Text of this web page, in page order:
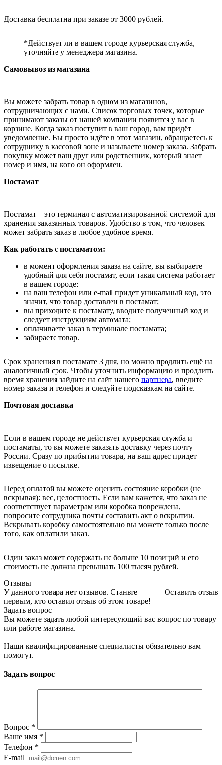
Доставка бесплатна при заказе от 3000 рублей.
*Действует ли в вашем городе курьерская служба,
уточняйте у менеджера магазина.
Самовывоз из магазина
Вы можете забрать товар в одном из магазинов,
сотрудничающих с нами. Список торговых точек, которые
принимают заказы от нашей компании появится у вас в
корзине. Когда заказ поступит в ваш город, вам придёт
уведомление. Вы просто идёте в этот магазин, обращаетесь к
сотруднику в кассовой зоне и называете номер заказа. Забрать
покупку может ваш друг или родственник, который знает
номер и имя, на кого он оформлен.
Постамат
Постамат – это терминал с автоматизированной системой для
хранения заказанных товаров. Удобство в том, что человек
может забрать заказ в любое удобное время.
Как работать с постаматом:
в момент оформления заказа на сайте, вы выбираете
удобный для себя постамат, если такая система работает
в вашем городе;
на ваш телефон или e-mail придет уникальный код, это
значит, что товар доставлен в постамат;
вы приходите к постамату, вводите полученный код и
следует инструкциям автомата;
оплачиваете заказ в терминале постамата;
забираете товар.
Срок хранения в постамате 3 дня, но можно продлить ещё на
аналогичный срок. Чтобы уточнить информацию и продлить
время хранения зайдите на сайт нашего партнера, введите
номер заказа и телефон и следуйте подсказкам на сайте.
Почтовая доставка
Если в вашем городе не действует курьерская служба и
постаматы, то вы можете заказать доставку через почту
России. Сразу по прибытии товара, на ваш адрес придет
извещение о посылке.
Перед оплатой вы можете оценить состояние коробки (не
вскрывая): вес, целостность. Если вам кажется, что заказ не
соответствует параметрам или коробка повреждена,
попросите сотрудника почты составить акт о вскрытии.
Вскрывать коробку самостоятельно вы можете только после
того, как оплатили заказ.
Один заказ может содержать не больше 10 позиций и его
стоимость не должна превышать 100 тысяч рублей.
Отзывы
Оставить отзыв
У данного товара нет отзывов. Станьте
первым, кто оставил отзыв об этом товаре!
Задать вопрос
Вы можете задать любой интересующий вас вопрос по товару
или работе магазина.
Наши квалифицированные специалисты обязательно вам
помогут.
Задать вопрос
Вопрос *
Ваше имя *
Телефон *
E-mail